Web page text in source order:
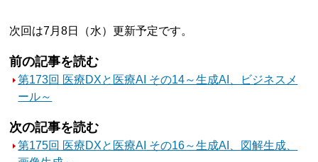
次回は7月8日（水）更新予定です。
前の記事を読む
第173回 医療DXと医療AI その14～生成AI、ビジネスメ
ール～
次の記事を読む
第175回 医療DXと医療AI その16～生成AI、図解生成、